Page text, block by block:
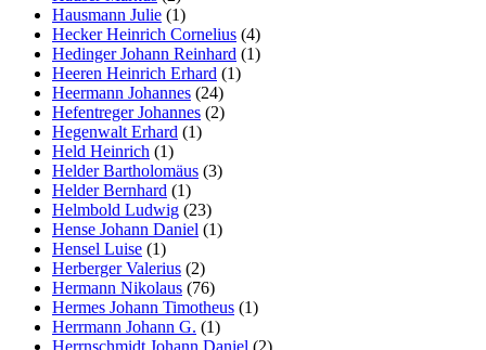
Hausmann Julie (1)
Hecker Heinrich Cornelius (4)
Hedinger Johann Reinhard (1)
Heeren Heinrich Erhard (1)
Heermann Johannes (24)
Hefentreger Johannes (2)
Hegenwalt Erhard (1)
Held Heinrich (1)
Helder Bartholomäus (3)
Helder Bernhard (1)
Helmbold Ludwig (23)
Hense Johann Daniel (1)
Hensel Luise (1)
Herberger Valerius (2)
Hermann Nikolaus (76)
Hermes Johann Timotheus (1)
Herrmann Johann G. (1)